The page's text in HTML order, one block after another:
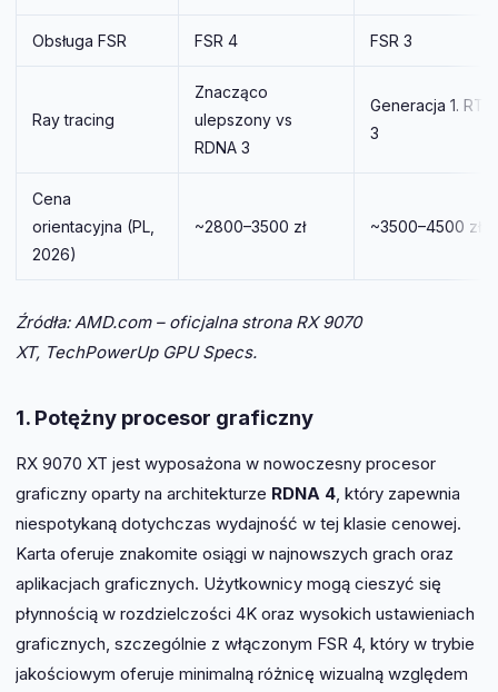
Obsługa FSR FSR 4 FSR 3
Ray tracing
Znacząco
ulepszony vs
RDNA 3
Generacja 1. RT
3
Cena
orientacyjna (PL,
2026)
~2800–3500 zł ~3500–4500 zł
Źródła: AMD.com – oficjalna strona RX 9070
XT, TechPowerUp GPU Specs.
1. Potężny procesor graficzny
RX 9070 XT jest wyposażona w nowoczesny procesor
graficzny oparty na architekturze RDNA 4, który zapewnia
niespotykaną dotychczas wydajność w tej klasie cenowej.
Karta oferuje znakomite osiągi w najnowszych grach oraz
aplikacjach graficznych. Użytkownicy mogą cieszyć się
płynnością w rozdzielczości 4K oraz wysokich ustawieniach
graficznych, szczególnie z włączonym FSR 4, który w trybie
jakościowym oferuje minimalną różnicę wizualną względem